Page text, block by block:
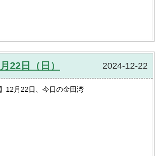
22日（日） 2024-12-22
12月22日、今日の金田湾